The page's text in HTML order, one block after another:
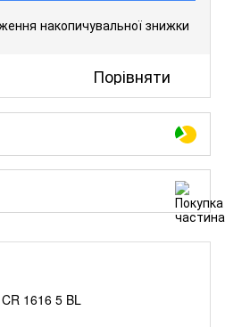
накопичувальної знижки
Порівняти
CR 1616 5 BL